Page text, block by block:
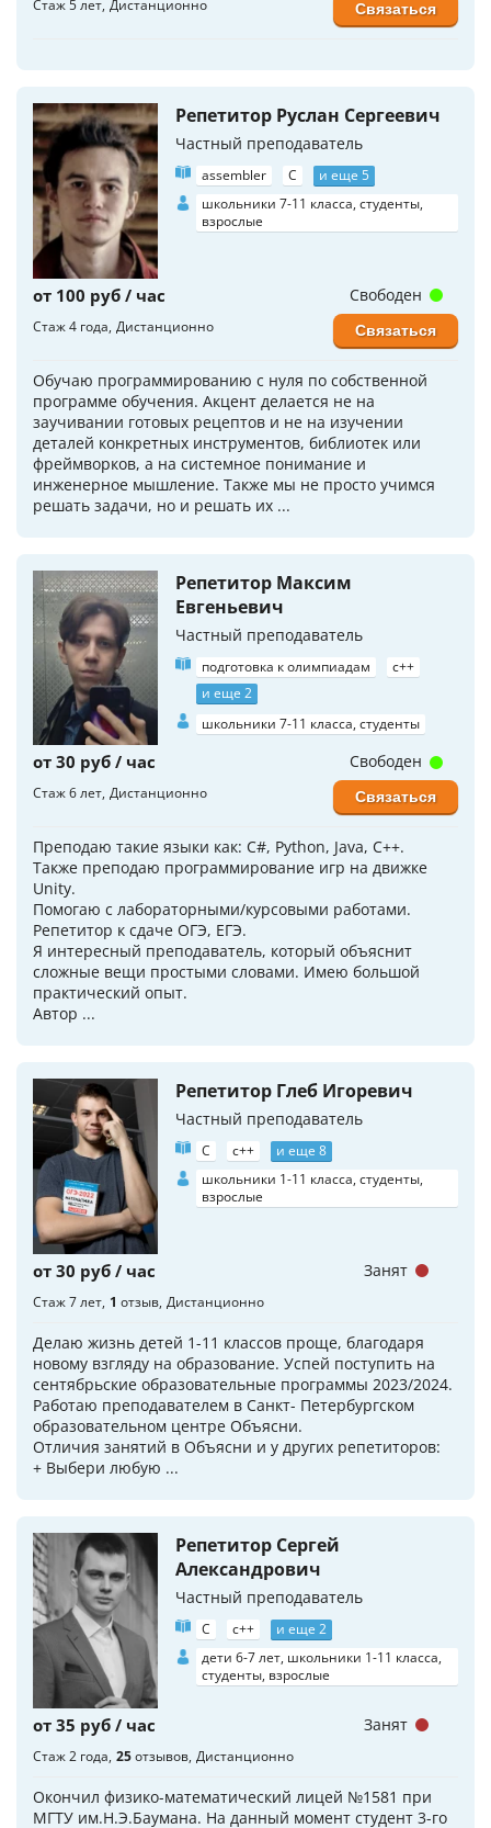
Стаж 5 лет Дистанционно Связаться
Репетитор Руслан Сергеевич
Частный преподаватель
assembler C
и еще 5
школьники 7-11 класса, студенты,
взрослые
от 100 руб / час
Стаж 4 года Дистанционно
Обучаю программированию с нуля по собственной
программе обучения. Акцент делается не на
заучивании готовых рецептов и не на изучении
деталей конкретных инструментов, библиотек или
фреймворков, а на системное понимание и
инженерное мышление. Также мы не просто учимся
решать задачи, но и решать их ...
Свободен
Связаться
Репетитор Максим
Евгеньевич
Частный преподаватель
подготовка к олимпиадам
c++
и еще 2
школьники 7-11 класса, студенты
от 30 руб / час
Стаж 6 лет Дистанционно
Преподаю такие языки как: C#, Python, Java, C++.
Также преподаю программирование игр на движке
Unity.
Помогаю с лабораторными/курсовыми работами.
Репетитор к сдаче ОГЭ, ЕГЭ.
Я интересный преподаватель, который объяснит
сложные вещи простыми словами. Имею большой
практический опыт.
Автор ...
Свободен
Связаться
Репетитор Глеб Игоревич
Частный преподаватель
C c++
и еще 8
школьники 1-11 класса, студенты,
взрослые
от 30 руб / час
Стаж 7 лет 1 отзыв Дистанционно
Делаю жизнь детей 1-11 классов проще, благодаря
новому взгляду на образование. Успей поступить на
сентябрьские образовательные программы 2023/2024.
Работаю преподавателем в Санкт- Петербургском
образовательном центре Объясни.
Отличия занятий в Объясни и у других репетиторов:
+ Выбери любую ...
Занят
Репетитор Сергей
Александрович
Частный преподаватель
C c++
и еще 2
дети 6-7 лет, школьники 1-11 класса,
студенты, взрослые
от 35 руб / час
Стаж 2 года 25отзывов Дистанционно
Окончил физико-математический лицей №1581 при
МГТУ им.Н.Э.Баумана. На данный момент студент 3-го
Занят